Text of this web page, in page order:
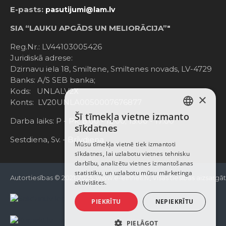
E-pasts: pasutijumi@lam.lv
SIA “LAUKU APGĀDS UN MELIORĀCIJA”"
Reg.Nr.: LV44103005426
Juridiskā adrese:
Dzirnavu iela 18, Smiltene, Smiltenes novads, LV-4729
Banks: A/S SEB banka;
Kods: UNLALV2X
Konts: LV20UNLA0050007676877
Darba laiks: P - Pk. 8:00 - 12:00; 13:00 - 17:00
Sestdiena, Sv. - Brīvdiena
Autortiesības © 2021-2025, www.e-einhell.lv, Visas tiesības
LATVIAN
ENGLISH
×
Šī tīmekļa vietne izmanto
sīkdatnes
Mūsu tīmekļa vietnē tiek izmantoti
sīkdatnes, lai uzlabotu vietnes tehnisku
darbību, analizētu vietnes izmantošanas
statistiku, un uzlabotu mūsu mārketinga
aktivitātes.
PIEKRĪTU NEPIEKRĪTU
PIELĀGOT